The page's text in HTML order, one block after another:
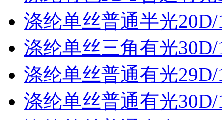
涤纶单丝普通半光20D/
涤纶单丝三角有光30D/
涤纶单丝普通有光29D/
涤纶单丝普通有光30D/